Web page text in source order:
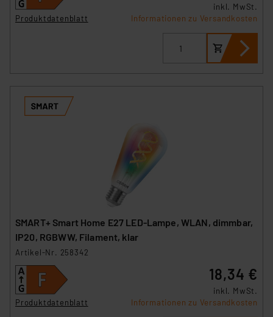
Produktdatenblatt
inkl. MwSt.
Informationen zu Versandkosten
SMART+ Smart Home E27 LED-Lampe, WLAN, dimmbar,
IP20, RGBWW, Filament, klar
Artikel-Nr. 258342
Produktdatenblatt
18,34 €
inkl. MwSt.
Informationen zu Versandkosten